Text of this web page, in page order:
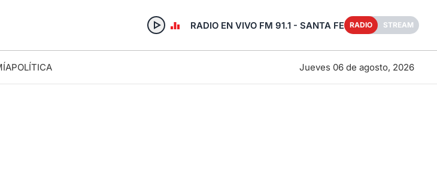
RADIO EN VIVO FM 91.1 - SANTA FE RADIO STREAM
POLÍTICA Jueves 06 de agosto, 2026